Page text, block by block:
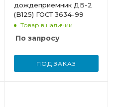
дождеприемник ДБ-2
(B125) ГОСТ 3634-99
Товар в наличии
По запросу
ПОД ЗАКАЗ